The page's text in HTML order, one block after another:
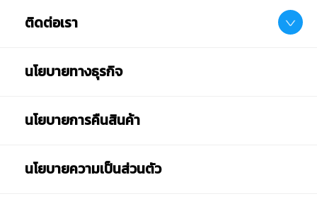
ติดต่อเรา
นโยบายทางธุรกิจ
นโยบายการคืนสินค้า
นโยบายความเป็นส่วนตัว